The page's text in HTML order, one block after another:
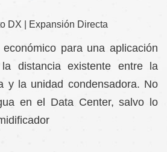
DX | Expansión Directa
para una aplicación
distancia existente entre la
y la unidad condensadora. No
en el Data Center, salvo lo